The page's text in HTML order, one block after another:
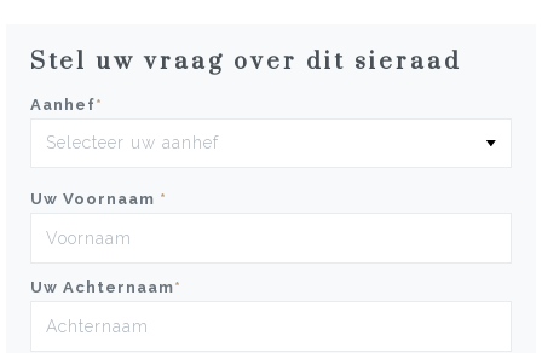
Stel uw vraag over dit sieraad
Aanhef*
Uw Voornaam *
Uw Achternaam*